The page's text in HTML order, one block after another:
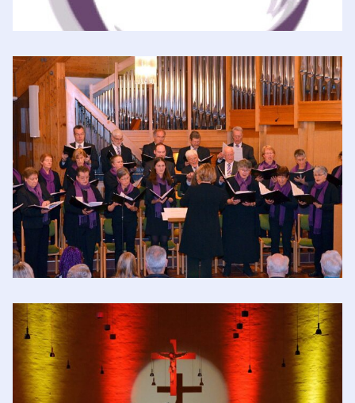
Jungbläser Loßburg
Kirchenchor Loßburg